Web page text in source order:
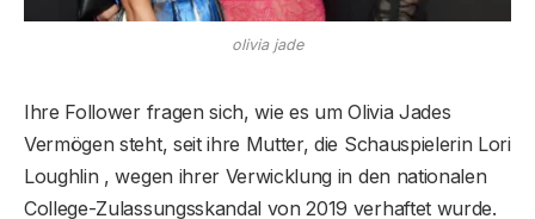
olivia jade
Ihre Follower fragen sich, wie es um Olivia Jades
Vermögen steht, seit ihre Mutter, die Schauspielerin Lori
Loughlin , wegen ihrer Verwicklung in den nationalen
College-Zulassungsskandal von 2019 verhaftet wurde.